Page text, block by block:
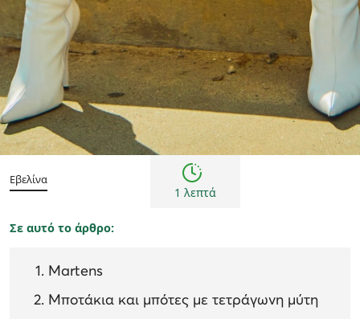
Τάσεις μόδας
Εβελίνα
1 λεπτά
Σε αυτό το άρθρο:
Martens
Μποτάκια και μπότες με τετράγωνη μύτη